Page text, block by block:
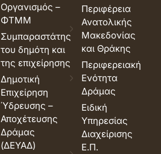
Οργανισμός –
ΦΤΜΜ
Συμπαραστάτης
του δημότη και
της επιχείρησης
Δημοτική
Επιχείρηση
Ύδρευσης –
Αποχέτευσης
Δράμας
(ΔΕΥΑΔ)
Περιφέρεια
Ανατολικής
Μακεδονίας
και Θράκης
Περιφερειακή
Ενότητα
Δράμας
Ειδική
Υπηρεσίας
Διαχείρισης
Ε.Π.